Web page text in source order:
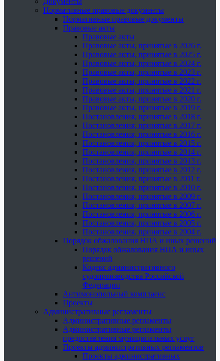
Нормативные правовые документы
Нормативные правовые документы
Правовые акты
Правовые акты
Правовые акты, принятые в 2026 г.
Правовые акты, принятые в 2025 г.
Правовые акты, принятые в 2024 г.
Правовые акты, принятые в 2023 г.
Правовые акты, принятые в 2022 г.
Правовые акты, принятые в 2021 г.
Правовые акты, принятые в 2020 г.
Правовые акты, принятые в 2019 г.
Постановления, принятые в 2018 г.
Постановления, принятые в 2017 г.
Постановления, принятые в 2016 г.
Постановления, принятые в 2015 г.
Постановления, принятые в 2014 г.
Постановления, принятые в 2013 г.
Постановления, принятые в 2012 г.
Постановления, принятые в 2011 г.
Постановления, принятые в 2010 г.
Постановления, принятые в 2009 г.
Постановления, принятые в 2007 г.
Постановления, принятые в 2006 г.
Постановления, принятые в 2005 г.
Постановления, принятые в 2004 г.
Порядок обжалования НПА и иных решений
Порядок обжалования НПА и иных
решений
Кодекс административного
судопроизводства Российской
Федерации
Антимонопольный комплаенс
Проекты
Административные регламенты
Административные регламенты
Административные регламенты
предоставления муниципальных услуг
Проекты административных регламентов
Проекты административных